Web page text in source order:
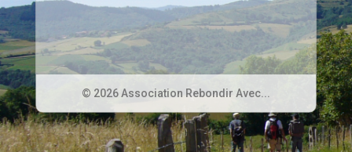
© 2026 Association Rebondir Avec...